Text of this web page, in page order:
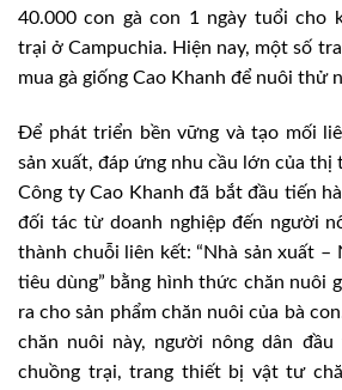
40.000 con gà con 1 ngày tuổi cho
trại ở Campuchia. Hiện nay, một số
mua gà giống Cao Khanh để nuôi thử
Để phát triển bền vững và tạo mối
sản xuất, đáp ứng nhu cầu lớn của
Công ty Cao Khanh đã bắt đầu tiến
đối tác từ doanh nghiệp đến người
thành chuỗi liên kết: “Nhà sản xuất –
tiêu dùng” bằng hình thức chăn nuôi
ra cho sản phẩm chăn nuôi của bà
chăn nuôi này, người nông dân
chuồng trại, trang thiết bị vật tư